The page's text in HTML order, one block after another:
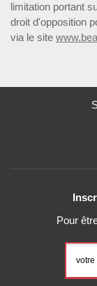
limitation portant
droit d'opposition
via le site
Pour